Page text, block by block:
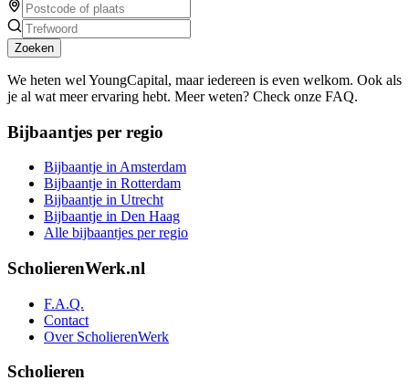
Zoeken
We heten wel YoungCapital, maar iedereen is even welkom. Ook als
je al wat meer ervaring hebt. Meer weten? Check onze FAQ.
Bijbaantjes per regio
Bijbaantje in Amsterdam
Bijbaantje in Rotterdam
Bijbaantje in Utrecht
Bijbaantje in Den Haag
Alle bijbaantjes per regio
ScholierenWerk.nl
F.A.Q.
Contact
Over ScholierenWerk
Scholieren